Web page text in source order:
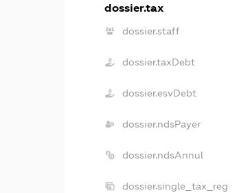
dossier.tax
dossier.staff
dossier.taxDebt
dossier.esvDebt
dossier.ndsPayer
dossier.ndsAnnul
dossier.single_tax_reg